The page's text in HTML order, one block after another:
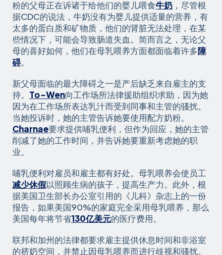
粉的父母正在诉诸于给他们的婴儿喂食牛奶 ，尽管根
据CDC的说法，牛奶没有为婴儿提供适量的营养，有
太多的蛋白质和矿物质，他们的肾脏无法处理，在某
些情况下，可能会导致肠道失血。简而言之，无论父
母的喜好如何，他们在母乳喂养方面都面临着许多障
碍。
新父母面临的最大障碍之一是产后缺乏来自雇主的支
持。 To-Wen向工作场所法律援助组织求助，因为她
因为在工作场所表达乳汁而受到同事和主管的骚扰。
当她投诉时，她的主管告诉她要使用配方奶粉。
Charnae要求提供哺乳便利，但作为回应，她的主管
削减了她的工作时间，并告诉她要重新考虑她的职
业。
哺乳便利对雇员和雇主都有好处。母乳喂养会使员工
减少休假以照顾生病的孩子，提高生产力。此外，根
据美国卫生部长办公室引用的《儿科》杂志上的一份
报告，如果美国90%的家庭完全采用母乳喂养，那么
美国每年将节省130亿美元的医疗费用。
联邦和加州的法律都要求雇主提供休息时间和非浴室
的挤奶空间，并禁止因母乳喂养而进行歧视和骚扰。